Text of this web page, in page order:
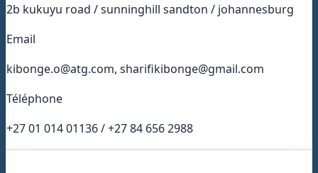
2b kukuyu road / sunninghill sandton / johannesburg
Email
kibonge.o@atg.com, sharifikibonge@gmail.com
Téléphone
+27 01 014 01136 / +27 84 656 2988